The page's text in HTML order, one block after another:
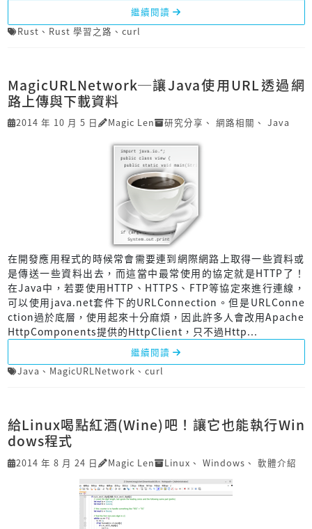
繼續閱讀
Rust 、 Rust 學習之路 、 curl
MagicURLNetwork─讓Java使用URL透過網
路上傳與下載資料
2014 年 10 月 5 日 Magic Len 研究分享 、 網路相關 、 Java
在開發應用程式的時候常會需要連到網際網路上取得一些資料或
是傳送一些資料出去，而這當中最常使用的協定就是HTTP了！
在Java中，若要使用HTTP、HTTPS、FTP等協定來進行連線，
可以使用java.net套件下的URLConnection。但是URLConne
ction過於底層，使用起來十分麻煩，因此許多人會改用Apache
HttpComponents提供的HttpClient，只不過Http...
繼續閱讀
Java 、 MagicURLNetwork 、 curl
給Linux喝點紅酒(Wine)吧！讓它也能執行Win
dows程式
2014 年 8 月 24 日 Magic Len Linux 、 Windows 、 軟體介紹